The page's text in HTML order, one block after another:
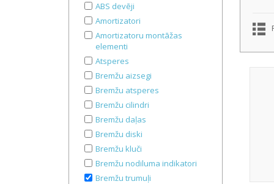
ABS devēji
Amortizatori
Amortizatoru montāžas
elementi
Atsperes
Bremžu aizsegi
Bremžu atsperes
Bremžu cilindri
Bremžu daļas
Bremžu diski
Bremžu kluči
Bremžu nodiluma indikatori
Bremžu trumuļi